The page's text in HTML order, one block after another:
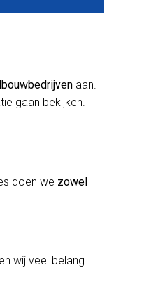
aan.
gaan bekijken.
doen we zowel
wij veel belang